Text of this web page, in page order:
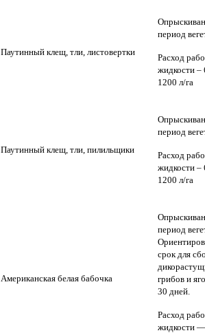
Паутинный клещ, тли, листовертки
период
Расход
жидкости –
1200 л/га
Паутинный клещ, тли, пилильщики
период
Расход
жидкости –
1200 л/га
Американская белая бабочка
период
срок для
грибов и
30 дней.
Расход
жидкости